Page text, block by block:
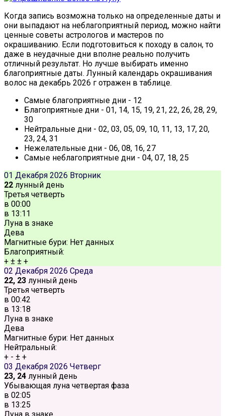
Когда запись возможна только на определенные даты и
они выпадают на неблагоприятный период, можно найти
ценные советы астрологов и мастеров по
окрашиванию. Если подготовиться к походу в салон, то
даже в неудачные дни вполне реально получить
отличный результат. Но лучше выбирать именно
благоприятные даты. Лунный календарь окрашивания
волос на декабрь 2026 г отражен в таблице.
Самые благоприятные дни - 12
Благоприятные дни - 01, 14, 15, 19, 21, 22, 26, 28, 29,
30
Нейтральные дни - 02, 03, 05, 09, 10, 11, 13, 17, 20,
23, 24, 31
Нежелательные дни - 06, 08, 16, 27
Самые неблагоприятные дни - 04, 07, 18, 25
01 Декабря 2026 Вторник
22 лунный день
Третья четверть
в 00:00
в 13:11
Луна в знаке
Дева
Магнитные бури: Нет данных
Благоприятный:
+ ± ± +
02 Декабря 2026 Среда
22, 23 лунный день
Третья четверть
в 00:42
в 13:18
Луна в знаке
Дева
Магнитные бури: Нет данных
Нейтральный:
+ - ± +
03 Декабря 2026 Четверг
23, 24 лунный день
Убывающая луна четвертая фаза
в 02:05
в 13:25